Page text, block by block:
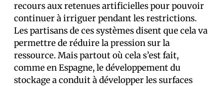
recours aux retenues artificielles pour pouvoir
continuer à irriguer pendant les restrictions.
Les partisans de ces systèmes disent que cela va
permettre de réduire la pression sur la
ressource. Mais partout où cela s’est fait,
comme en Espagne, le développement du
stockage a conduit à développer les surfaces